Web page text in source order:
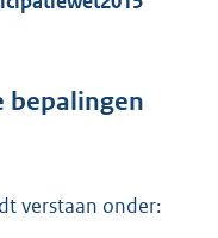
bepalingen
verstaan onder: